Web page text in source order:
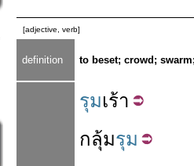
[adjective, verb]
definition to beset; crowd;
รุมเร้า
กลุ้มรุม